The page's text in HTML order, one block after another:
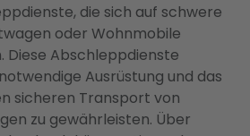
die sich auf schwere
oder Wohnmobile
Diese Abschleppdienste
Ausrüstung und das
sicheren Transport von
zu gewährleisten. Über